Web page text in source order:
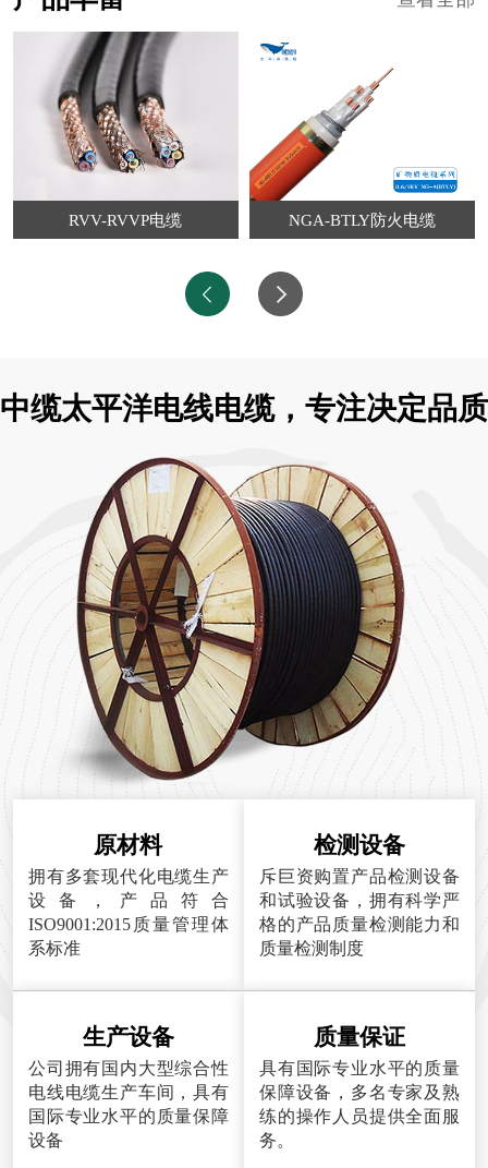
RVV-RVVP电缆 NGA-BTLY防火电缆
中缆太平洋电线电缆，专注决定品质
原材料
拥有多套现代化电缆生产
设备，产品符合
ISO9001:2015质量管理体
系标准
检测设备
斥巨资购置产品检测设备
和试验设备，拥有科学严
格的产品质量检测能力和
质量检测制度
生产设备
公司拥有国内大型综合性
电线电缆生产车间，具有
国际专业水平的质量保障
设备
质量保证
具有国际专业水平的质量
保障设备，多名专家及熟
练的操作人员提供全面服
务。